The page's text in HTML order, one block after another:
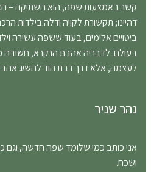
שפה, הוא השתיקה – האלם, ממנו
תקשורת לקויה ודלה בילדות הרכה,
אלימים, בעוד ששפה עשירה וילדות בונת
לדבריה אהבת הנקרא, חשובה ככל
אלא דרך רבת הוד להשיג אהבת האדם.
כמי שלומד שפה חדשה, וגם כמי